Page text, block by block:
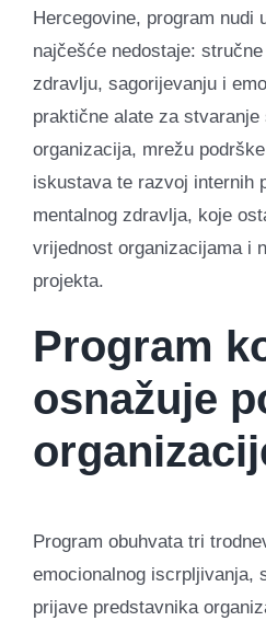
Hercegovine, program nudi
najčešće nedostaje:
zdravlju, sagorijevanju i
praktične alate za
organizacija, mrežu
iskustava te razvoj internih
mentalnog zdravlja, koje
vrijednost organizacijama i
projekta.
Program
osnažuje
Program obuhvata tri
emocionalnog iscrpljivanja,
prijave predstavnika